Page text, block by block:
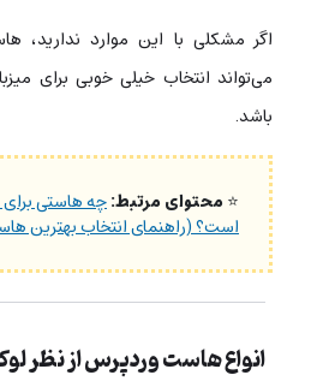
اگر مشکلی با این موارد ندارید،
می‌تواند انتخاب خیلی خوبی برای
باشد.
⭐محتوای مرتبط:چه هاستی
است؟ (راهنمای انتخاب بهترین
انواع هاست وردپرس از نظر